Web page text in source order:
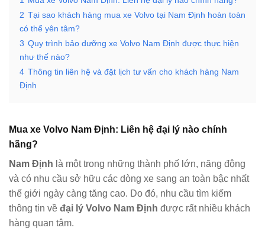
2 Tại sao khách hàng mua xe Volvo tại Nam Định hoàn toàn
có thể yên tâm?
3 Quy trình bảo dưỡng xe Volvo Nam Định được thực hiện
như thế nào?
4 Thông tin liên hệ và đặt lịch tư vấn cho khách hàng Nam
Định
Mua xe Volvo Nam Định: Liên hệ đại lý nào chính
hãng?
Nam Định là một trong những thành phố lớn, năng động
và có nhu cầu sở hữu các dòng xe sang an toàn bậc nhất
thế giới ngày càng tăng cao. Do đó, nhu cầu tìm kiếm
thông tin về đại lý Volvo Nam Định được rất nhiều khách
hàng quan tâm.